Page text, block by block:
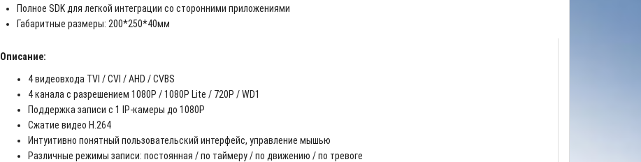
Полное SDK для легкой интеграции со сторонними приложениями
Габаритные размеры: 200*250*40мм
Описание:
4 видеовхода TVI / CVI / AHD / CVBS
4 канала с разрешением 1080P / 1080P Lite / 720P / WD1
Поддержка записи c 1 IP-камеры до 1080P
Сжатие видео H.264
Интуитивно понятный пользовательский интерфейс, управление мышью
Различные режимы записи: постоянная / по таймеру / по движению / по тревоге